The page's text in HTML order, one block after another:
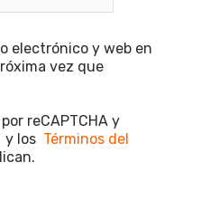
electrónico y web en
vez que
reCAPTCHA y
y los Términos del